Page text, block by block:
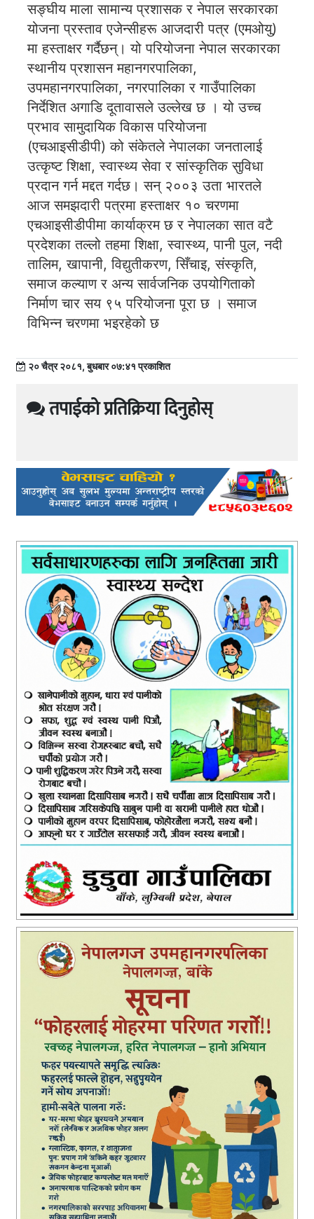
सङ्घीय माला सामान्य प्रशासक र नेपाल सरकारका
योजना प्रस्ताव एजेन्सीहरू आजदारी पत्र (एमओयु)
मा हस्ताक्षर गर्दैछन्। यो परियोजना नेपाल सरकारका
स्थानीय प्रशासन महानगरपालिका,
उपमहानगरपालिका, नगरपालिका र गाउँपालिका
निर्देशित अगाडि दूतावासले उल्लेख छ । यो उच्च
प्रभाव सामुदायिक विकास परियोजना
(एचआइसीडीपी) को संकेतले नेपालका जनतालाई
उत्कृष्ट शिक्षा, स्वास्थ्य सेवा र सांस्कृतिक सुविधा
प्रदान गर्न मद्दत गर्दछ। सन् २००३ उता भारतले
आज समझदारी पत्रमा हस्ताक्षर १० चरणमा
एचआइसीडीपीमा कार्याक्रम छ र नेपालका सात वटै
प्रदेशका तल्लो तहमा शिक्षा, स्वास्थ्य, पानी पुल, नदी
तालिम, खापानी, विद्युतीकरण, सिँचाइ, संस्कृति,
समाज कल्याण र अन्य सार्वजनिक उपयोगिताको
निर्माण चार सय ९५ परियोजना पूरा छ । समाज
विभिन्न चरणमा भइरहेको छ
२० चैत्र २०८१, बुधबार ०७:४१ प्रकाशित
तपाईको प्रतिक्रिया दिनुहोस्